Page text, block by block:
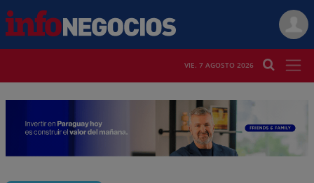
VIE. 7 AGOSTO 2026